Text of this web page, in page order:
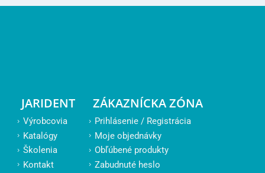
JARIDENT
Výrobcovia
Katalógy
Školenia
Kontakt
ZÁKAZNÍCKA ZÓNA
Prihlásenie / Registrácia
Moje objednávky
Obľúbené produkty
Zabudnuté heslo